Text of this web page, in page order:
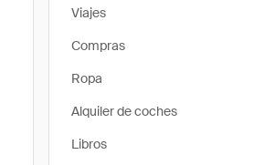
Viajes
Compras
Ropa
Alquiler de coches
Libros